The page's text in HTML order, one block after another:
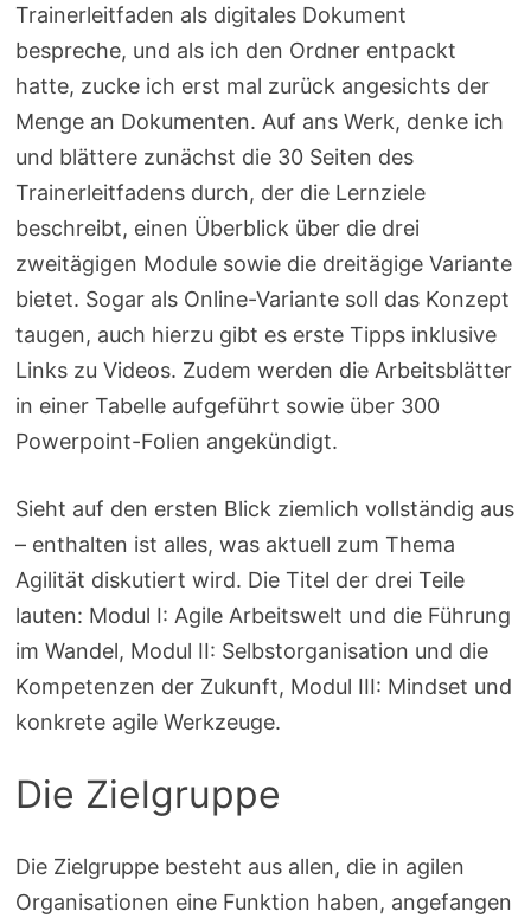
Trainerleitfaden als digitales Dokument
bespreche, und als ich den Ordner entpackt
hatte, zucke ich erst mal zurück angesichts der
Menge an Dokumenten. Auf ans Werk, denke ich
und blättere zunächst die 30 Seiten des
Trainerleitfadens durch, der die Lernziele
beschreibt, einen Überblick über die drei
zweitägigen Module sowie die dreitägige Variante
bietet. Sogar als Online-Variante soll das Konzept
taugen, auch hierzu gibt es erste Tipps inklusive
Links zu Videos. Zudem werden die Arbeitsblätter
in einer Tabelle aufgeführt sowie über 300
Powerpoint-Folien angekündigt.
Sieht auf den ersten Blick ziemlich vollständig aus
– enthalten ist alles, was aktuell zum Thema
Agilität diskutiert wird. Die Titel der drei Teile
lauten: Modul I: Agile Arbeitswelt und die Führung
im Wandel, Modul II: Selbstorganisation und die
Kompetenzen der Zukunft, Modul III: Mindset und
konkrete agile Werkzeuge.
Die Zielgruppe
Die Zielgruppe besteht aus allen, die in agilen
Organisationen eine Funktion haben, angefangen